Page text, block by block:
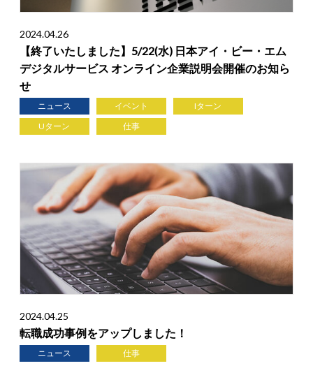
2024.04.26
【終了いたしました】5/22(水) 日本アイ・ビー・エム
デジタルサービス オンライン企業説明会開催のお知ら
せ
ニュース イベント
Iターン
Uターン
仕事
2024.04.25
転職成功事例をアップしました！
ニュース 仕事